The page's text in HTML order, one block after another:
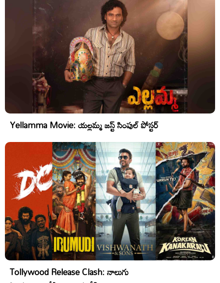
Yellamma Movie: యల్లమ్మ జస్ట్ సింపుల్ పోస్టర్
Tollywood Release Clash: నాలుగు